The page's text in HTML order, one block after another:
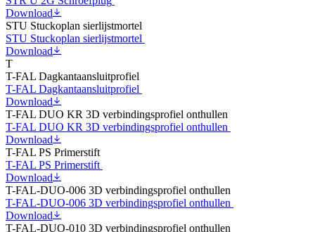
Download
STU Stuckoplan sierlijstmortel
STU Stuckoplan sierlijstmortel
Download
T
T-FAL Dagkantaansluitprofiel
T-FAL Dagkantaansluitprofiel
Download
T-FAL DUO KR 3D verbindingsprofiel onthullen
T-FAL DUO KR 3D verbindingsprofiel onthullen
Download
T-FAL PS Primerstift
T-FAL PS Primerstift
Download
T-FAL-DUO-006 3D verbindingsprofiel onthullen
T-FAL-DUO-006 3D verbindingsprofiel onthullen
Download
T-FAL-DUO-010 3D verbindingsprofiel onthullen